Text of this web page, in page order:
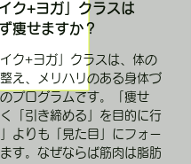
ク+ヨガ」クラスは
痩せますか？
イク+ヨガ」クラスは、体の
え、メリハリのある身体づ
プログラムです。「痩せ
「引き締める」を目的に行
よりも「見た目」にフォー
す。なぜならば筋肉は脂肪